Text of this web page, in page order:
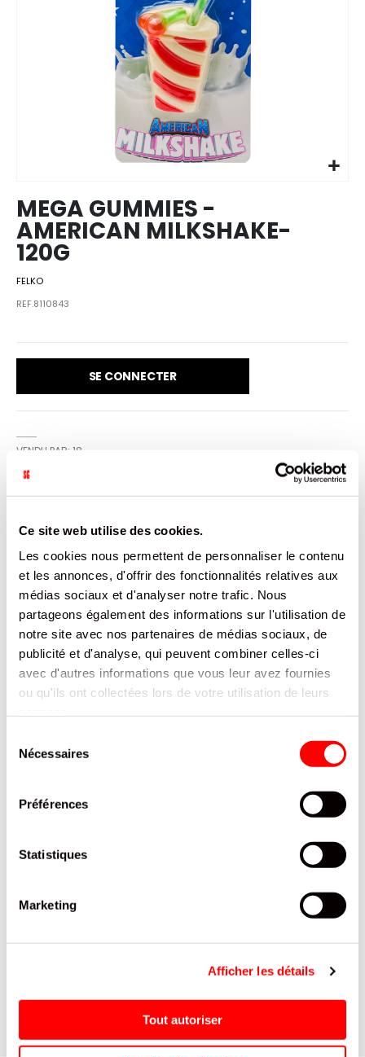
Ce site web utilise des cookies.
Les cookies nous permettent de personnaliser le contenu
et les annonces, d'offrir des fonctionnalités relatives aux
médias sociaux et d'analyser notre trafic. Nous
partageons également des informations sur l'utilisation de
notre site avec nos partenaires de médias sociaux, de
publicité et d'analyse, qui peuvent combiner celles-ci
avec d'autres informations que vous leur avez fournies
ou qu'ils ont collectées lors de votre utilisation de leurs
Nécessaires
Préférences
Statistiques
Marketing
Afficher les détails
Tout autoriser
images
gallery
MEGA GUMMIES -
AMERICAN MILKSHAKE-
120G
FELKO
REF.8110843
SE CONNECTER
VENDU PAR: 18
Magnifique AMERICAN MILKSHAKE en gomme 120G, à
croquer et déguster
CARACTÉRISTIQUES
DOCUMENTATION
CABLE CHARGE TYPE C-
POP CORN BENOIT MYRTILLE